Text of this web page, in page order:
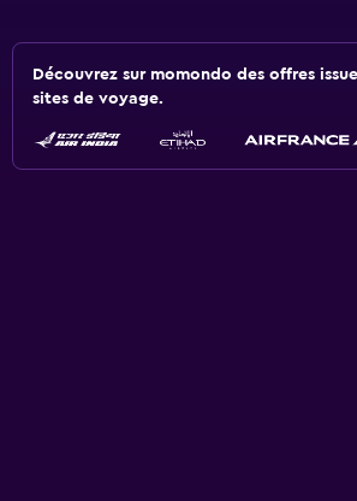
Découvrez sur momondo des offres
sites de voyage.